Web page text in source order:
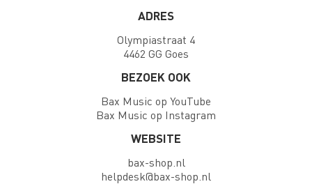
ADRES
Olympiastraat 4
4462 GG Goes
BEZOEK OOK
Bax Music op YouTube
Bax Music op Instagram
WEBSITE
bax-shop.nl
helpdesk@bax-shop.nl